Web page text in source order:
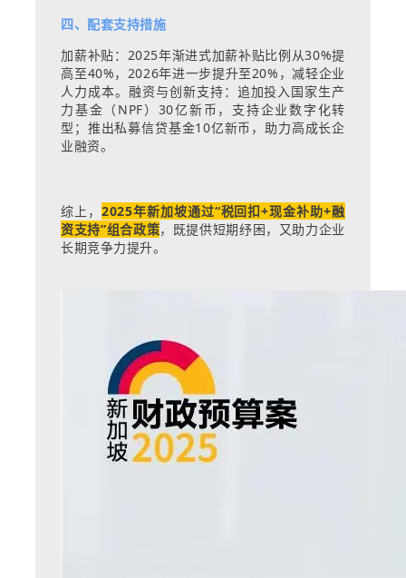
四、配套支持措施
加薪补贴：2025年渐进式加薪补贴比例从30%提
高至40%，2026年进一步提升至20%，减轻企业
人力成本。融资与创新支持：追加投入国家生产
力基金（NPF）30亿新币，支持企业数字化转
型；推出私募信贷基金10亿新币，助力高成长企
业融资。
综上，2025年新加坡通过“税回扣+现金补助+融
资支持”组合政策，既提供短期纾困，又助力企业
长期竞争力提升。